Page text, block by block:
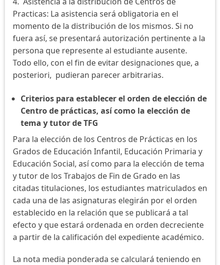
Practicas: La asistencia será obligatoria en el
momento de la distribución de los mismos. Si no
fuera así, se presentará autorización pertinente a la
persona que represente al estudiante ausente.
Todo ello, con el fin de evitar designaciones que, a
posteriori, pudieran parecer arbitrarias.
Criterios para establecer el orden de elección de
Centro de prácticas, así como la elección de
tema y tutor de TFG
Para la elección de los Centros de Prácticas en los
Grados de Educación Infantil, Educación Primaria y
Educación Social, así como para la elección de tema
y tutor de los Trabajos de Fin de Grado en las
citadas titulaciones, los estudiantes matriculados en
cada una de las asignaturas elegirán por el orden
establecido en la relación que se publicará a tal
efecto y que estará ordenada en orden decreciente
a partir de la calificación del expediente académico.
La nota media ponderada se calculará teniendo en